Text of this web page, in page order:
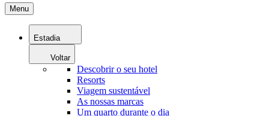
Menu
Estadia
Voltar
Descobrir o seu hotel
Resorts
Viagem sustentável
As nossas marcas
Um quarto durante o dia